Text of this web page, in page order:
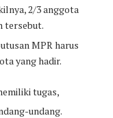
2/3 anggota
tersebut.
MPR harus
yang hadir.
tugas,
undang.